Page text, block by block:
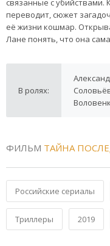
связанные с убийствами.
переводит, сюжет
её жизни кошмар.
Лане понять, что она
В ролях:
ФИЛЬМ ТАЙНА
Российские сериалы
Триллеры 2019